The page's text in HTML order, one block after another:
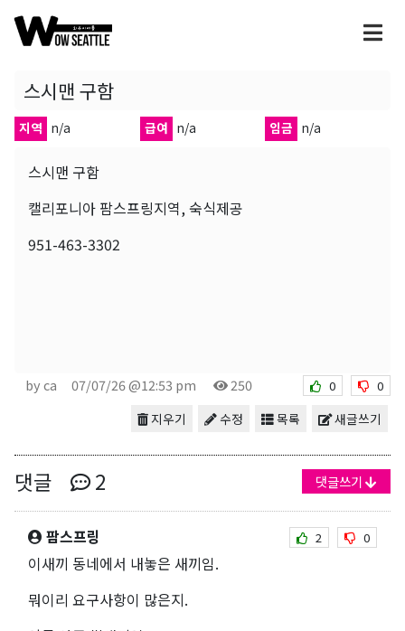
스시맨 구함
지역 n/a 급여 n/a 임금 n/a
스시맨 구함
캘리포니아 팜스프링지역, 숙식제공
951-463-3302
by ca 07/07/26 @12:53 pm 250 0 0
새글쓰기
목록
수정
지우기
댓글 2 댓글쓰기
팜스프링 2 0
이새끼 동네에서 내놓은 새끼임.
뭐이리 요구사항이 많은지.